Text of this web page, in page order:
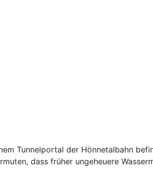
Tunnelportal der Hönnetalbahn
dass früher ungeheuere